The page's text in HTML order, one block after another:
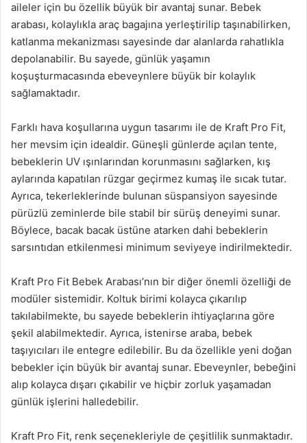
aileler için bu özellik büyük bir avantaj sunar. Bebek
arabası, kolaylıkla araç bagajına yerleştirilip taşınabilirken,
katlanma mekanizması sayesinde dar alanlarda rahatlıkla
depolanabilir. Bu sayede, günlük yaşamın
koşuşturmacasında ebeveynlere büyük bir kolaylık
sağlamaktadır.
Farklı hava koşullarına uygun tasarımı ile de Kraft Pro Fit,
her mevsim için idealdir. Güneşli günlerde açılan tente,
bebeklerin UV ışınlarından korunmasını sağlarken, kış
aylarında kapatılan rüzgar geçirmez kumaş ile sıcak tutar.
Ayrıca, tekerleklerinde bulunan süspansiyon sayesinde
pürüzlü zeminlerde bile stabil bir sürüş deneyimi sunar.
Böylece, bacak bacak üstüne atarken dahi bebeklerin
sarsıntıdan etkilenmesi minimum seviyeye indirilmektedir.
Kraft Pro Fit Bebek Arabası’nın bir diğer önemli özelliği de
modüler sistemidir. Koltuk birimi kolayca çıkarılıp
takılabilmekte, bu sayede bebeklerin ihtiyaçlarına göre
şekil alabilmektedir. Ayrıca, istenirse araba, bebek
taşıyıcıları ile entegre edilebilir. Bu da özellikle yeni doğan
bebekler için büyük bir avantaj sunar. Ebeveynler, bebeğini
alıp kolayca dışarı çıkabilir ve hiçbir zorluk yaşamadan
günlük işlerini halledebilir.
Kraft Pro Fit, renk seçenekleriyle de çeşitlilik sunmaktadır.